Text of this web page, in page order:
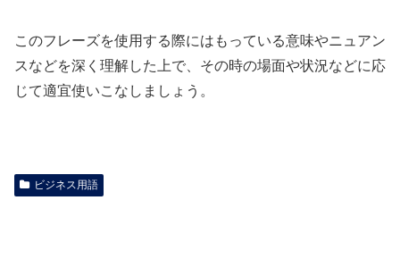
このフレーズを使用する際にはもっている意味やニュアン
スなどを深く理解した上で、その時の場面や状況などに応
じて適宜使いこなしましょう。
ビジネス用語